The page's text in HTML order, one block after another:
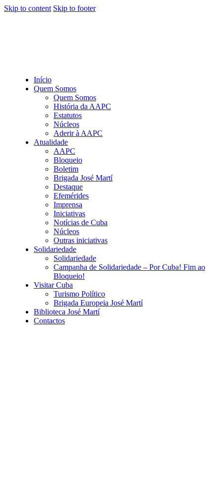
Skip to content Skip to footer
Início
Quem Somos
Quem Somos
História da AAPC
Estatutos
Núcleos
Aderir à AAPC
Atualidade
AAPC
Bloqueio
Boletim
Brigada José Martí
Destaque
Efemérides
Imprensa
Iniciativas
Notícias de Cuba
Núcleos
Outras iniciativas
Solidariedade
Solidariedade
Campanha de Solidariedade – Por Cuba! Fim ao
Bloqueio!
Visitar Cuba
Turismo Político
Brigada Europeia José Martí
Biblioteca José Martí
Contactos